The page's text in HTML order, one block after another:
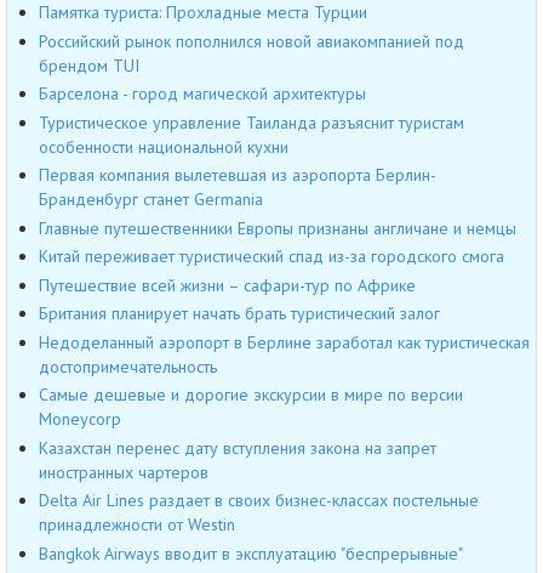
Памятка туриста: Прохладные места Турции
Российский рынок пополнился новой авиакомпанией под
брендом TUI
Барселона - город магической архитектуры
Туристическое управление Таиланда разъяснит туристам
особенности национальной кухни
Первая компания вылетевшая из аэропорта Берлин-
Бранденбург станет Germania
Главные путешественники Европы признаны англичане и немцы
Китай переживает туристический спад из-за городского смога
Путешествие всей жизни – сафари-тур по Африке
Британия планирует начать брать туристический залог
Недоделанный аэропорт в Берлине заработал как туристическая
достопримечательность
Самые дешевые и дорогие экскурсии в мире по версии
Moneycorp
Казахстан перенес дату вступления закона на запрет
иностранных чартеров
Delta Air Lines раздает в своих бизнес-классах постельные
принадлежности от Westin
Bangkok Airways вводит в эксплуатацию "беспрерывные"